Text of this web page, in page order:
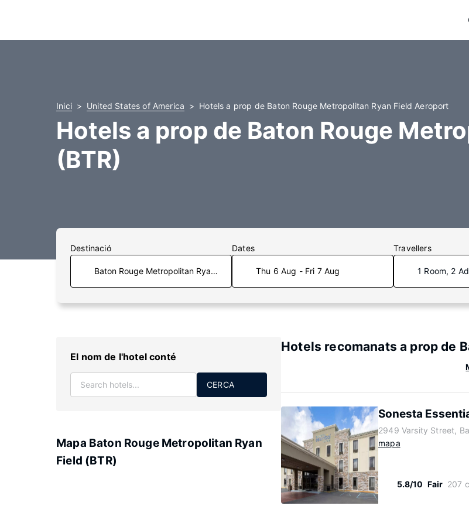
Inici United States of America Hotels a prop de Baton Rouge Metropolitan Ryan Field Aeroport
Hotels a prop de Baton Rouge
(BTR)
Destinació Dates
Thu 6 Aug - Fri 7 Aug
Travellers
1 Room, 2
El nom de l'hotel conté
CERCA
Mapa Baton Rouge Metropolitan Ryan
Field (BTR)
Hotels recomanats a prop de
Sonesta
2949 Varsity Street,
mapa
5.8/10 Fair 207